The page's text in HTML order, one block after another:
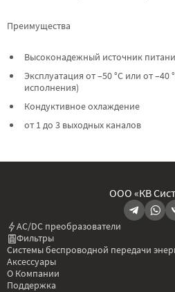
Преимущества
Высоконадежный источник
Эксплуатация от –50 °C или от –40
исполнения)
Кондуктивное охлаждение
от 1 до 3 выходных каналов
ООО «КВ
AC/DC преобразователи
Фильтры
Системы беспроводной передачи
Аксессуары
О Компании
Поддержка